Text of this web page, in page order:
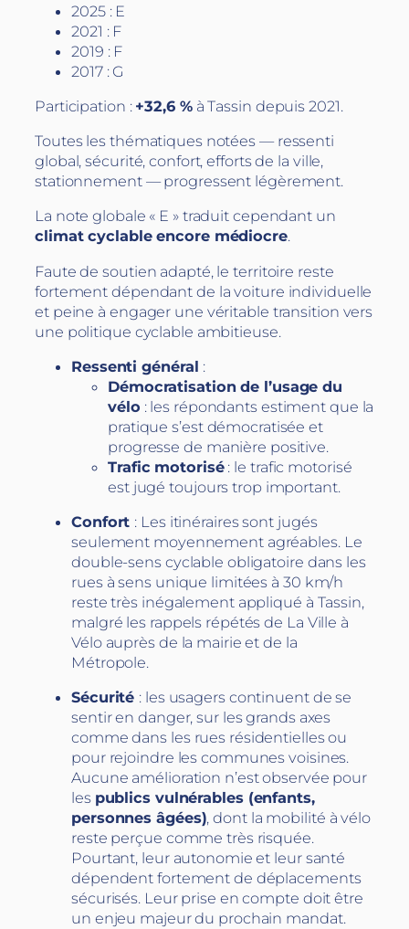
2025 : E
2021 : F
2019 : F
2017 : G
Participation : +32,6 %à Tassin depuis 2021.
Toutes les thématiques notées — ressenti
global, sécurité, confort, efforts de la ville,
stationnement — progressent légèrement.
La note globale « E » traduit cependant un
climat cyclable encore médiocre.
Faute de soutien adapté, le territoire reste
fortement dépendant de la voiture individuelle
et peine à engager une véritable transition vers
une politique cyclable ambitieuse.
Ressenti général :
Démocratisation de l’usage du
vélo : les répondants estiment que la
pratique s’est démocratisée et
progresse de manière positive.
Trafic motorisé: le trafic motorisé
est jugé toujours trop important.
Confort : Les itinéraires sont jugés
seulement moyennement agréables. Le
double-sens cyclable obligatoire dans les
rues à sens unique limitées à 30 km/h
reste très inégalement appliqué à Tassin,
malgré les rappels répétés de La Ville à
Vélo auprès de la mairie et de la
Métropole.
Sécurité : les usagers continuent de se
sentir en danger, sur les grands axes
comme dans les rues résidentielles ou
pour rejoindre les communes voisines.
Aucune amélioration n’est observée pour
les publics vulnérables (enfants,
personnes âgées), dont la mobilité à vélo
reste perçue comme très risquée.
Pourtant, leur autonomie et leur santé
dépendent fortement de déplacements
sécurisés. Leur prise en compte doit être
un enjeu majeur du prochain mandat.